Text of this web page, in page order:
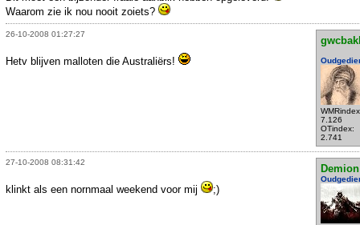
Waarom zie ik nou nooit zoiets?
26-10-2008 01:27:27
7.126
OTindex:
2.741
Hetv blijven malloten die Australiërs!
27-10-2008 08:31:42
Demion
klinkt als een nornmaal weekend voor mij ;)